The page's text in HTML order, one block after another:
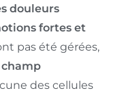
douleurs
fortes et
pas été gérées,
des cellules